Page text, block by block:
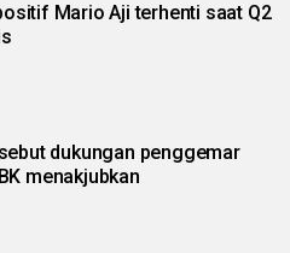
Mario Aji terhenti saat Q2
dukungan penggemar
menakjubkan